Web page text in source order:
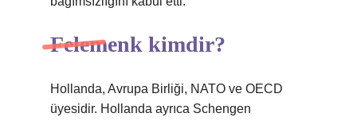
Felemenk kimdir?
Hollanda, Avrupa Birliği, NATO ve OECD
üyesidir. Hollanda ayrıca Schengen